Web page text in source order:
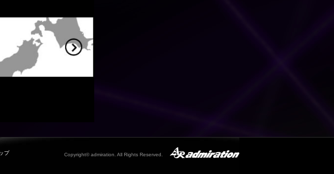
プ Copyright© admiration. All Rights Reserved.